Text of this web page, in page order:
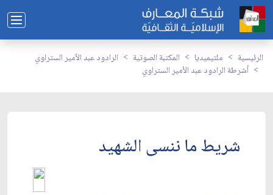
الرئيسية ملتيميديا المكتبة الصوتية
الرادود عبد الأمير الستراوي
أشرطة الرادود عبد الأمير الستراوي
شريط ما ننسى الشهيد